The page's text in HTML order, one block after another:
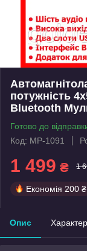
потужність
Bluetooth
Готово до
Код: MP-1091
1 499 ₴ 1
Економія 200 ₴
Опис